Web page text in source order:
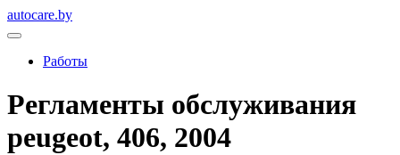
autocare.by
Работы
Регламенты обслуживания
peugeot, 406, 2004